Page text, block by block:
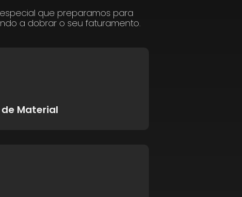
que preparamos para
a dobrar o seu faturamento.
Material